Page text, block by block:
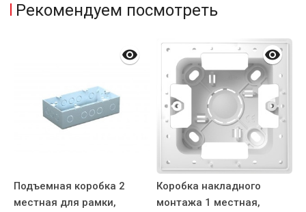
Рекомендуем посмотреть
Подъемная коробка 2
местная для рамки,
Коробка накладного
монтажа 1 местная,